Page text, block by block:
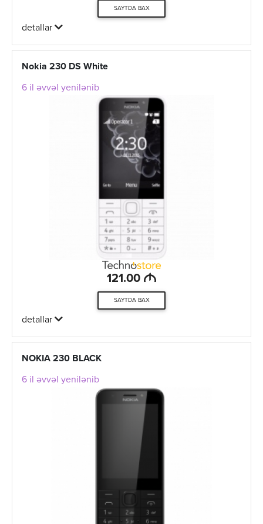
SAYTDA BAX
detallar
Nokia 230 DS White
6 il əvvəl yenilənib
121.00 M
SAYTDA BAX
detallar
NOKIA 230 BLACK
6 il əvvəl yenilənib